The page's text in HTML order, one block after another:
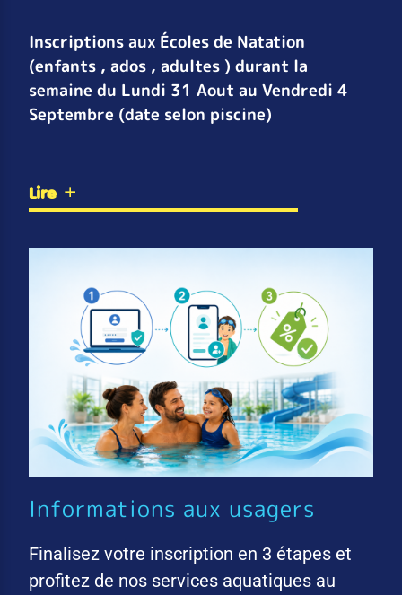
Inscriptions aux Écoles de Natation
(enfants , ados , adultes ) durant la
semaine du Lundi 31 Aout au Vendredi 4
Septembre (date selon piscine)
Lire
Informations aux usagers
Finalisez votre inscription en 3 étapes et
profitez de nos services aquatiques au